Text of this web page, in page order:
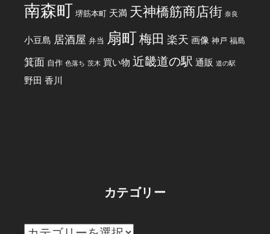
南森町 堺筋本町 天満 天神橋筋商店街 奈良
小豆島 居酒屋 弁当 扇町梅田 楽天 画像 神戸 福島
箕面 自作 色落ち 茨木 買い物 近畿道の駅 通販 道の駅
野田 香川
カテゴリー
カ